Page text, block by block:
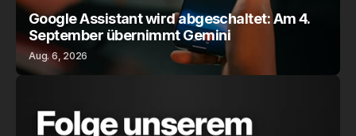
Google Assistant wird abgeschaltet: Am 4.
September übernimmt Gemini
Aug. 6, 2026